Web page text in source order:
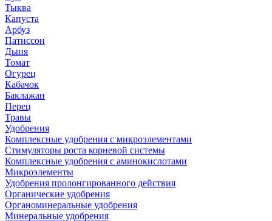
Тыква
Капуста
Арбуз
Патиссон
Дыня
Томат
Огурец
Кабачок
Баклажан
Перец
Травы
Удобрения
Комплексные удобрения с микроэлементами
Стимуляторы роста корневой системы
Комплексные удобрения с аминокислотами
Микроэлементы
Удобрения пролонгированного действия
Органические удобрения
Органоминеральные удобрения
Минеральные удобрения